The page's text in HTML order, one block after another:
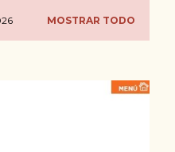
MOSTRAR TODO